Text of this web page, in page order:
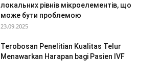
локальних рівнів мікроелементів, що
може бути проблемою
23.09.2025
Terobosan Penelitian Kualitas Telur
Menawarkan Harapan bagi Pasien IVF